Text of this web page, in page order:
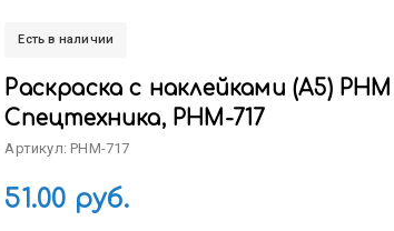
Есть в наличии
Раскраска с наклейками (А5) РНМ
Спецтехника, РНМ-717
Артикул: РНМ-717
51.00 руб.